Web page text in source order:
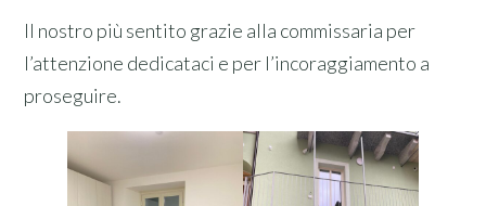
Il nostro più sentito grazie alla commissaria per
l’attenzione dedicataci e per l’incoraggiamento a
proseguire.